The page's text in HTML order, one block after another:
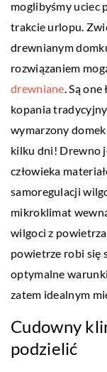
moglibyśmy uciec
trakcie urlopu.
drewnianym
rozwiązaniem
drewniane . Są
kopania
wymarzony
kilku dni! Drewno
człowieka
samoregulacji
mikroklimat
wilgoci z
powietrze robi się
optymalne
zatem idealnym
Cudowny
podzielić